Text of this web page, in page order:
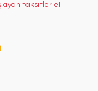
taksitlerle!!